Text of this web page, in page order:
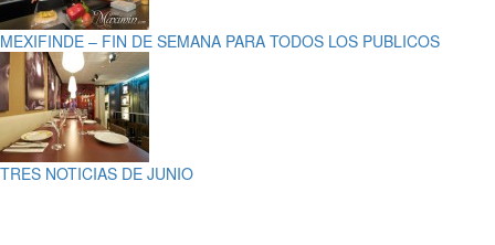
MEXIFINDE – FIN DE SEMANA PARA TODOS LOS PUBLICOS
TRES NOTICIAS DE JUNIO